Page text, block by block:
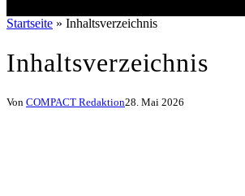
Startseite » Inhaltsverzeichnis
Inhaltsverzeichnis
Von COMPACT Redaktion28. Mai 2026